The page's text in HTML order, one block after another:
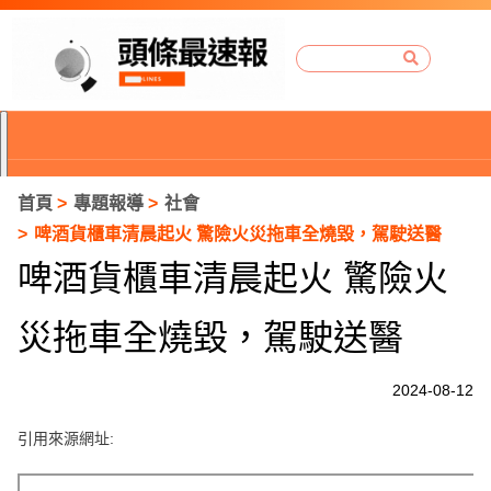
首頁 專題報導
社會
啤酒貨櫃車清晨起火 驚險火災拖車全燒毀，駕駛送醫
啤酒貨櫃車清晨起火 驚險火
災拖車全燒毀，駕駛送醫
2024-08-12
引用來源網址: